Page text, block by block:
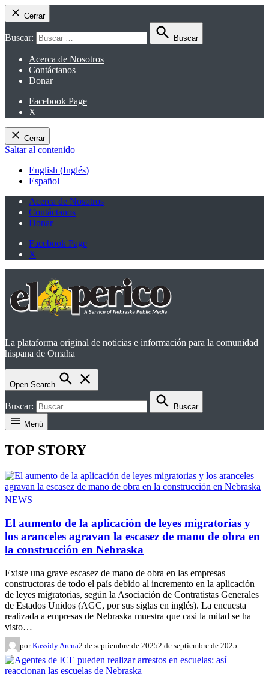
Cerrar
Buscar: Buscar
Acerca de Nosotros
Contáctanos
Donar
Facebook Page
X
Cerrar
Saltar al contenido
English (Inglés)
Español
Acerca de Nosotros
Contáctanos
Donar
Facebook Page
X
el perico
La plataforma original de noticias e información para la comunidad
hispana de Omaha
Open Search
Buscar:
Buscar
Menú
TOP STORY
NEWS
El aumento de la aplicación de leyes migratorias y
los aranceles agravan la escasez de mano de obra en
la construcción en Nebraska
Existe una grave escasez de mano de obra en las empresas
constructoras de todo el país debido al incremento en la aplicación
de leyes migratorias, según la Asociación de Contratistas Generales
de Estados Unidos (AGC, por sus siglas en inglés). La encuesta
realizada a empresas de Nebraska muestra que casi la mitad se ha
visto…
por Kassidy Arena2 de septiembre de 20252 de septiembre de 2025